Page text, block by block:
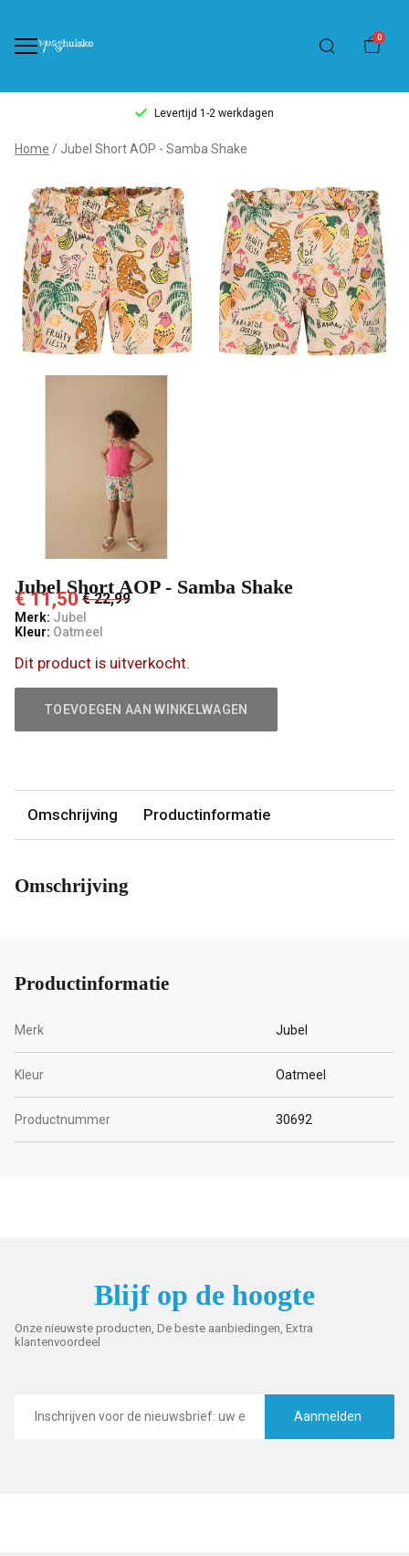
0
Levertijd 1-2 werkdagen
Jubel
Short
AOP
Samba
Shake
Pashuiske
Home Jubel Short AOP - Samba Shake
Jubel Short AOP - Samba Shake
€ 11,50 € 22,99
Merk: Jubel
Kleur: Oatmeel
Dit product is uitverkocht.
TOEVOEGEN AAN WINKELWAGEN
Omschrijving Productinformatie
Omschrijving
Productinformatie
Merk Jubel
Kleur Oatmeel
Productnummer 30692
Blijf op de hoogte
Onze nieuwste producten, De beste aanbiedingen, Extra
klantenvoordeel
mailadres
Aanmelden